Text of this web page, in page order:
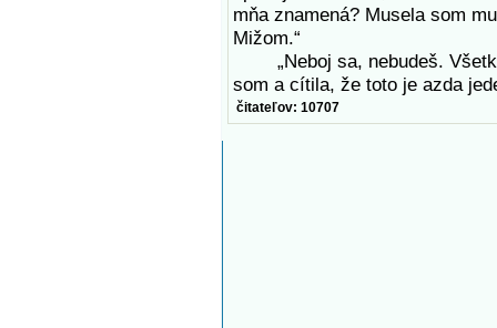
mňa znamená? Musela som
Mižom.“
„Neboj sa, nebudeš.
som a cítila, že toto je azda
čitateľov: 10707